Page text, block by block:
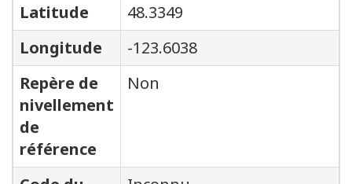
Latitude
48.3349
Longitude
-123.6038
Repère de
nivellement
de
référence
Non